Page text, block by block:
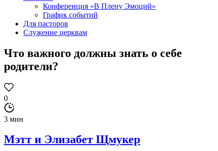
Конференция «В Плену Эмоций»
График событий
Для пасторов
Служение церквам
Что важного должны знать о себе
родители?
0
3 мин
Мэтт и Элизабет Щмукер